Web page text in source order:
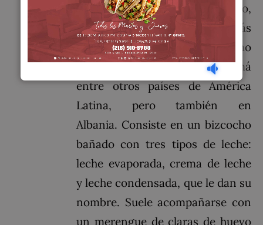
Ecuador, Costa Rica, Puerto Rico,
República Dominicana, y demás
países de América Central como
El Salvador, Honduras, Panamá
entre otros países de América
Latina, pero también en
Albania. Consiste en un bizcocho
bañado con tres tipos de leche:
leche evaporada, crema de leche
y leche condensada, que le dan su
nombre. Suele acompañarse con
un merengue de claras de huevo